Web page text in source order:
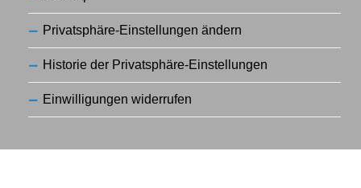
Privatsphäre-Einstellungen ändern
Historie der Privatsphäre-Einstellungen
Einwilligungen widerrufen